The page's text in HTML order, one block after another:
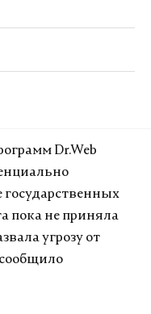
Dr.Web
государственных
пока не приняла
угрозу от